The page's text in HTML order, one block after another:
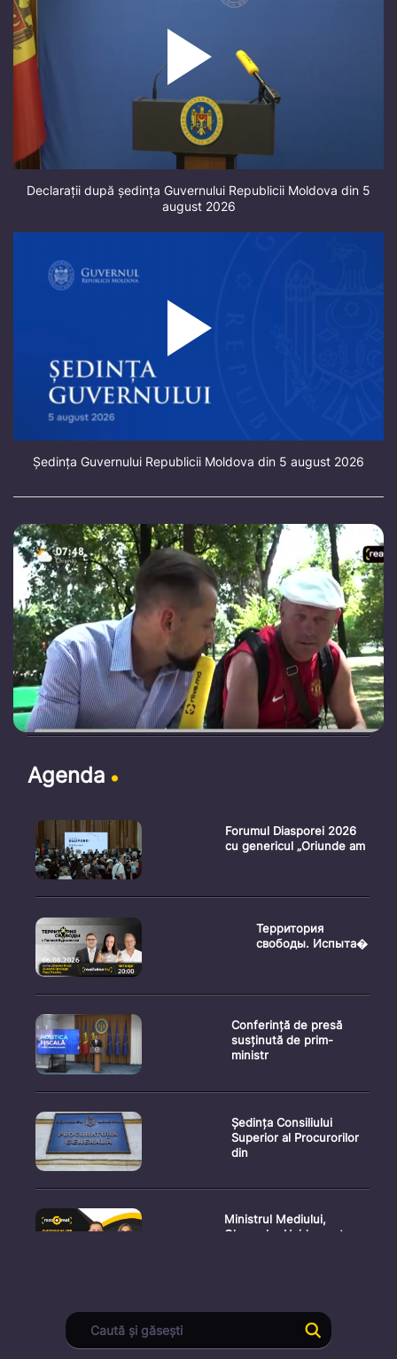
Declarații după ședința Guvernului Republicii Moldova din 5
august 2026
Ședința Guvernului Republicii Moldova din 5 august 2026
Agenda
Forumul Diasporei 2026
cu genericul „Oriunde am
Территория
свободы. Испыта�
Conferință de presă
susținută de prim-
ministr
Ședința Consiliului
Superior al Procurorilor
din
Ministrul Mediului,
Gheorghe Hajder, este
Consultări publice privind
proiectul de lege pent